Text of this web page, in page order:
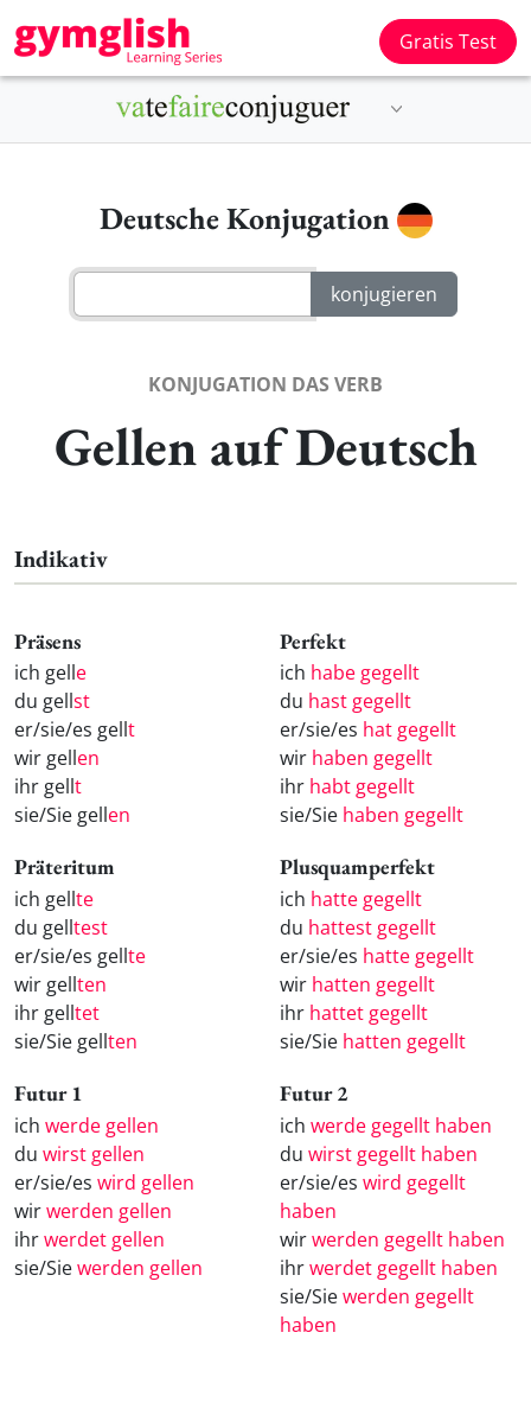
Gratis Test
Deutsche Konjugation
KONJUGATION DAS VERB
Gellen auf Deutsch
Indikativ
Präsens
ich gelle
du gellst
er/sie/es gellt
wir gellen
ihr gellt
sie/Sie gellen
Perfekt
ich habe gegellt
du hast gegellt
er/sie/es hat gegellt
wir haben gegellt
ihr habt gegellt
sie/Sie haben gegellt
Präteritum
ich gellte
du gelltest
er/sie/es gellte
wir gellten
ihr gelltet
sie/Sie gellten
Plusquamperfekt
ich hatte gegellt
du hattest gegellt
er/sie/es hatte gegellt
wir hatten gegellt
ihr hattet gegellt
sie/Sie hatten gegellt
Futur 1
ich werde gellen
du wirst gellen
er/sie/es wird gellen
wirwerden gellen
ihrwerdet gellen
sie/Siewerden gellen
Futur 2
ich werde gegellt haben
du wirst gegellt haben
er/sie/es wird gegellt
haben
wirwerden gegellt haben
ihrwerdet gegellt haben
sie/Siewerden gegellt
haben